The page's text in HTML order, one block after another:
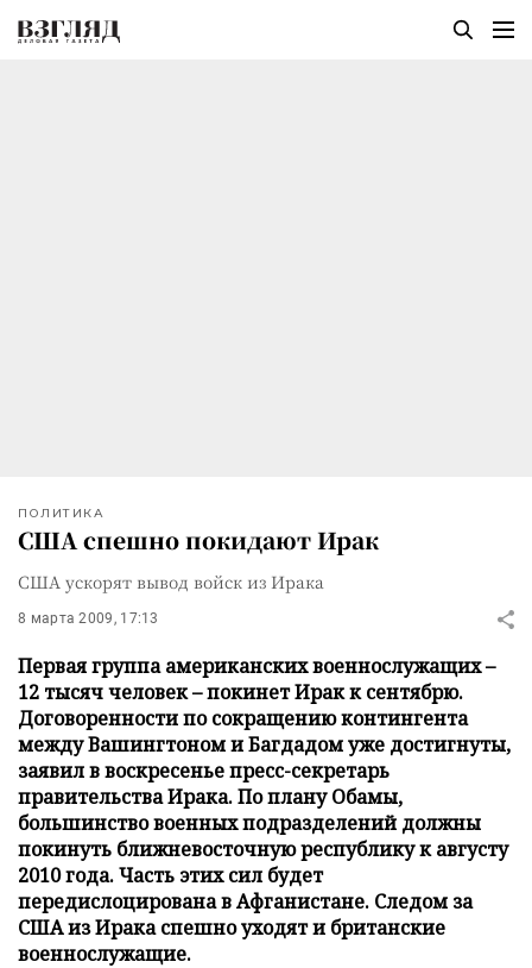
ПОЛИТИКА
США спешно покидают Ирак
США ускорят вывод войск из Ирака
8 марта 2009, 17:13
Первая группа американских военнослужащих –
12 тысяч человек – покинет Ирак к сентябрю.
Договоренности по сокращению контингента
между Вашингтоном и Багдадом уже достигнуты,
заявил в воскресенье пресс-секретарь
правительства Ирака. По плану Обамы,
большинство военных подразделений должны
покинуть ближневосточную республику к августу
2010 года. Часть этих сил будет
передислоцирована в Афганистане. Следом за
США из Ирака спешно уходят и британские
военнослужащие.